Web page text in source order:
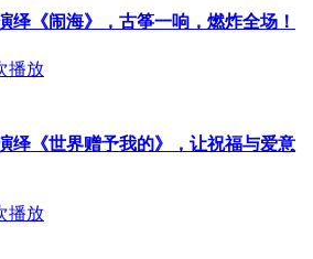
绎《闹海》，古筝一响，燃炸全场！
播放
绎《世界赠予我的》，让祝福与爱意
播放